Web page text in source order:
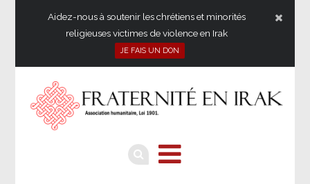
Aidez-nous à soutenir les chrétiens et minorités
religieuses victimes de violence en Irak
JE FAIS UN DON